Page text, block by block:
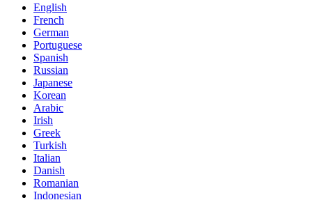
English
French
German
Portuguese
Spanish
Russian
Japanese
Korean
Arabic
Irish
Greek
Turkish
Italian
Danish
Romanian
Indonesian